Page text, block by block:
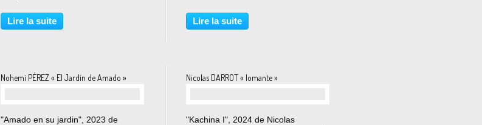
Des artistes qui viennent de
différents horizons qui sont de plus
Lire la suite
Nick Mauss pourrait prendre la forme
d’un trait ininterrompu, ténu, tel un
Lire la suite
Nohemí PÉREZ « El Jardín de Amado »
"Amado en su jardin", 2023 de
Nicolas DARROT « Iomante »
"Kachina I", 2024 de Nicolas